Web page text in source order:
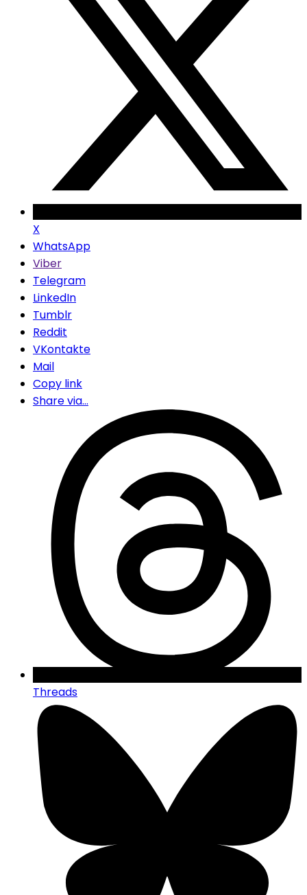
X
WhatsApp
Viber
Telegram
LinkedIn
Tumblr
Reddit
VKontakte
Mail
Copy link
Share via...
Threads